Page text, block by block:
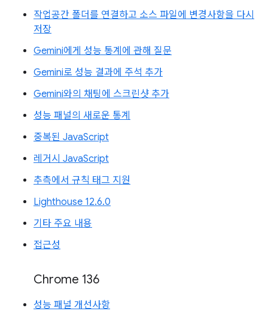
작업공간 폴더를 연결하고 소스 파일에 변경사항을 다시
저장
Gemini에게 성능 통계에 관해 질문
Gemini로 성능 결과에 주석 추가
Gemini와의 채팅에 스크린샷 추가
성능 패널의 새로운 통계
중복된 JavaScript
레거시 JavaScript
추측에서 규칙 태그 지원
Lighthouse 12.6.0
기타 주요 내용
접근성
Chrome 136
성능 패널 개선사항